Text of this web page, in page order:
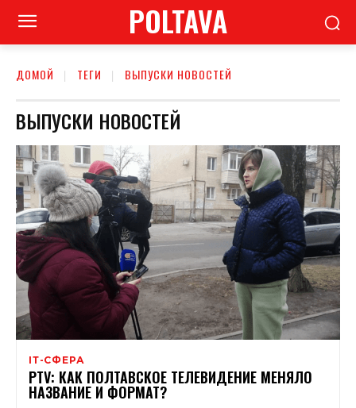
POLTAVA
ДОМОЙ ТЕГИ ВЫПУСКИ НОВОСТЕЙ
ВЫПУСКИ НОВОСТЕЙ
ІТ-СФЕРА
PTV: КАК ПОЛТАВСКОЕ ТЕЛЕВИДЕНИЕ МЕНЯЛО
НАЗВАНИЕ И ФОРМАТ?